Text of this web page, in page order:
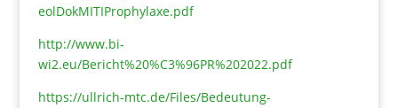
eolDokMITIProphylaxe.pdf
http://www.bi-
wi2.eu/Bericht%20%C3%96PR%202022.pdf
https://ullrich-mtc.de/Files/Bedeutung-